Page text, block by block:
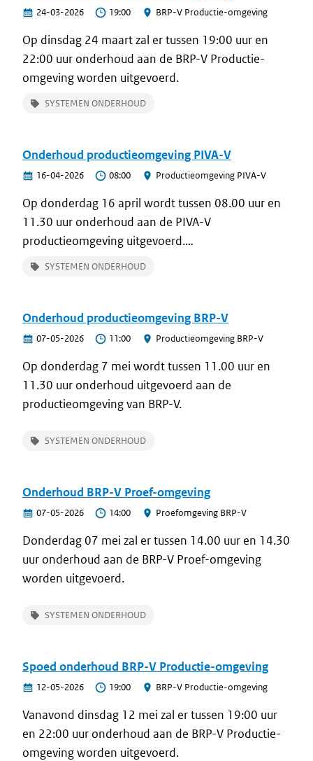
24-03-2026 19:00 BRP-V Productie-omgeving
Op dinsdag 24 maart zal er tussen 19:00 uur en
22:00 uur onderhoud aan de BRP-V Productie-
omgeving worden uitgevoerd.
Achtergrond
kunnen waarborgen voert RvIG regelmatig updates
en onderhoud uit.
Impact
Gedurende het onderhoud is de BRP-V webservice
de overige webservices blijven wel beschikbaar.
Voor meer informatie kun je contact opnemen met
SYSTEMEN ONDERHOUD
Onderhoud productieomgeving PIVA-V
16-04-2026 08:00 Productieomgeving PIVA-V
Op donderdag 16 april wordt tussen 08.00 uur en
11.30 uur onderhoud aan de PIVA-V
productieomgeving uitgevoerd.
SYSTEMEN ONDERHOUD
Onderhoud productieomgeving BRP-V
07-05-2026 11:00 Productieomgeving BRP-V
Op donderdag 7 mei wordt tussen 11.00 uur en
11.30 uur onderhoud uitgevoerd aan de
productieomgeving van BRP-V.
SYSTEMEN ONDERHOUD
Onderhoud BRP-V Proef-omgeving
07-05-2026 14:00 Proefomgeving BRP-V
Donderdag 07 mei zal er tussen 14.00 uur en 14.30
uur onderhoud aan de BRP-V Proef-omgeving
worden uitgevoerd.
SYSTEMEN ONDERHOUD
Spoed onderhoud BRP-V Productie-omgeving
12-05-2026 19:00 BRP-V Productie-omgeving
Vanavond dinsdag 12 mei zal er tussen 19:00 uur
en 22:00 uur onderhoud aan de BRP-V Productie-
omgeving worden uitgevoerd.